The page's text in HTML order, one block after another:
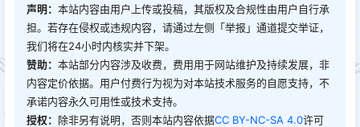
声明： 本站内容由用户上传或投稿，其版权及合规性由用户自行承
担。若存在侵权或违规内容，请通过左侧「举报」通道提交举证，
我们将在24小时内核实并下架。
赞助： 本站部分内容涉及收费，费用用于网站维护及持续发展，非
内容定价依据。用户付费行为视为对本站技术服务的自愿支持，不
承诺内容永久可用性或技术支持。
授权： 除非另有说明，否则本站内容依据CC BY-NC-SA 4.0许可